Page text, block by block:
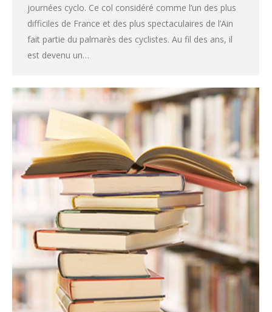
journées cyclo. Ce col considéré comme l’un des plus
difficiles de France et des plus spectaculaires de l’Ain
fait partie du palmarès des cyclistes. Au fil des ans, il
est devenu un…